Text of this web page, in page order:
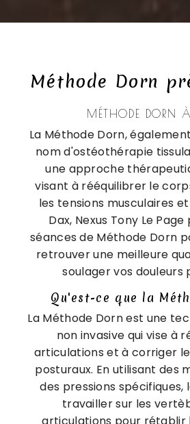
Méthode Dorn
MÉTHODE DORN
La Méthode Dorn,
nom d'ostéothérapie
une approche
visant à rééquilibrer le
les tensions musculaires
Dax, Nexus Tony Le
séances de Méthode Dorn
retrouver une meilleure
soulager vos douleurs
Qu'est-ce que la
La Méthode Dorn est une
non invasive qui vise à
articulations et à corriger
posturaux. En utilisant des
des pressions
travailler sur les